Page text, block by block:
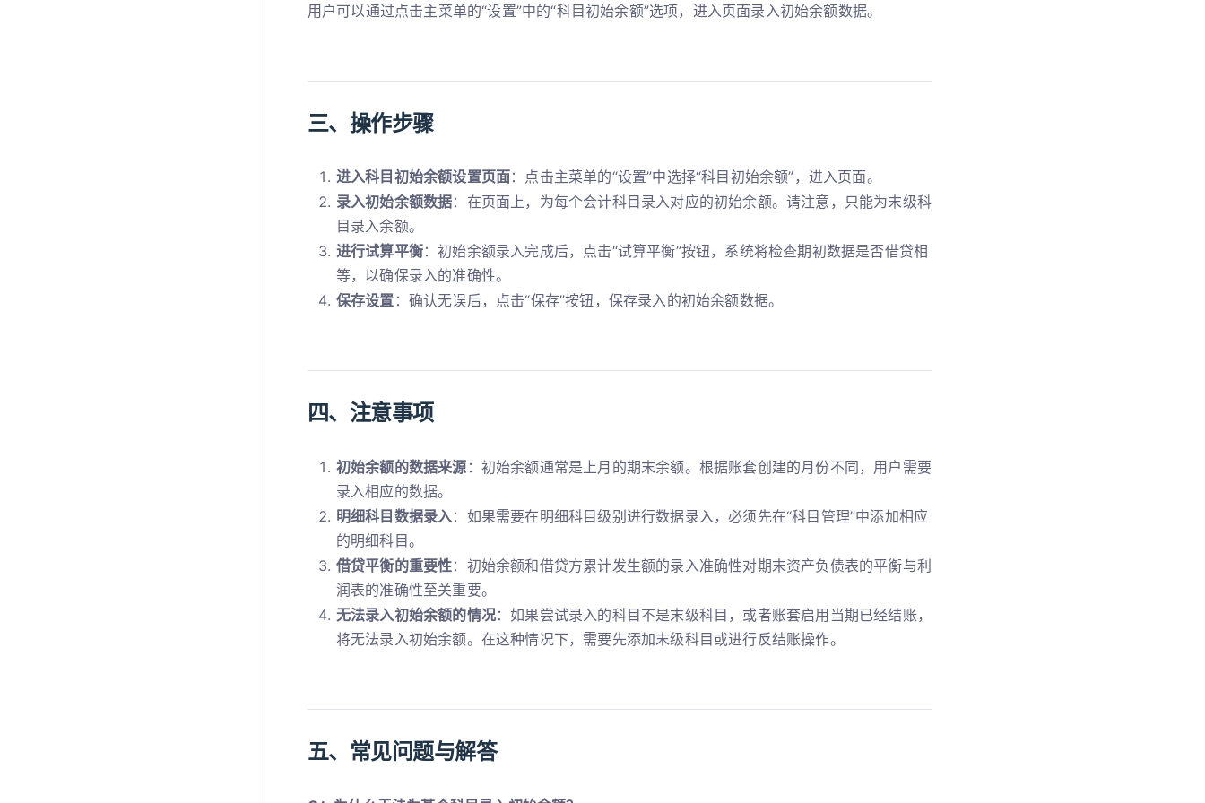
用户可以通过点击主菜单的“设置”中的“科目初始余额”选项，进入页面录入初始余额数据。
三、操作步骤
进入科目初始余额设置页面：点击主菜单的“设置”中选择“科目初始余额”，进入页面。
录入初始余额数据：在页面上，为每个会计科目录入对应的初始余额。请注意，只能为末级科
目录入余额。
进行试算平衡：初始余额录入完成后，点击“试算平衡”按钮，系统将检查期初数据是否借贷相
等，以确保录入的准确性。
保存设置 ：确认无误后，点击“保存”按钮，保存录入的初始余额数据。
四、注意事项
初始余额的数据来源 ：初始余额通常是上月的期末余额。根据账套创建的月份不同，用户需要
录入相应的数据。
明细科目数据录入：如果需要在明细科目级别进行数据录入，必须先在“科目管理”中添加相应
的明细科目。
借贷平衡的重要性：初始余额和借贷方累计发生额的录入准确性对期末资产负债表的平衡与利
润表的准确性至关重要。
无法录入初始余额的情况：如果尝试录入的科目不是末级科目，或者账套启用当期已经结账，
将无法录入初始余额。在这种情况下，需要先添加末级科目或进行反结账操作。
五、常见问题与解答